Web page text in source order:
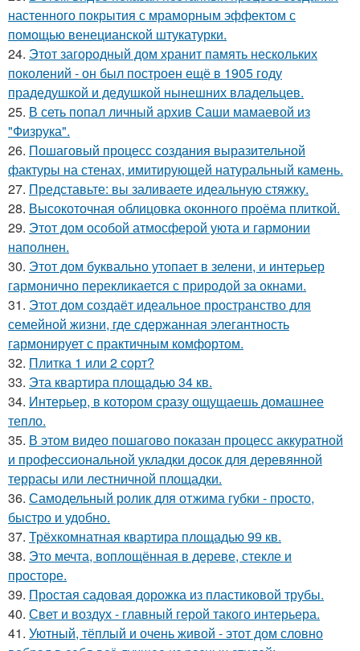
настенного покрытия с мраморным эффектом с
помощью венецианской штукатурки.
24. Этот загородный дом хранит память нескольких
поколений - он был построен ещё в 1905 году
прадедушкой и дедушкой нынешних владельцев.
25. В сеть попал личный архив Саши мамаевой из
"Физрука".
26. Пошаговый процесс создания выразительной
фактуры на стенах, имитирующей натуральный камень.
27. Представьте: вы заливаете идеальную стяжку.
28. Высокоточная облицовка оконного проёма плиткой.
29. Этот дом особой атмосферой уюта и гармонии
наполнен.
30. Этот дом буквально утопает в зелени, и интерьер
гармонично перекликается с природой за окнами.
31. Этот дом создаёт идеальное пространство для
семейной жизни, где сдержанная элегантность
гармонирует с практичным комфортом.
32. Плитка 1 или 2 сорт?
33. Эта квартира площадью 34 кв.
34. Интерьер, в котором сразу ощущаешь домашнее
тепло.
35. В этом видео пошагово показан процесс аккуратной
и профессиональной укладки досок для деревянной
террасы или лестничной площадки.
36. Самодельный ролик для отжима губки - просто,
быстро и удобно.
37. Трёхкомнатная квартира площадью 99 кв.
38. Это мечта, воплощённая в дереве, стекле и
просторе.
39. Простая садовая дорожка из пластиковой трубы.
40. Свет и воздух - главный герой такого интерьера.
41. Уютный, тёплый и очень живой - этот дом словно